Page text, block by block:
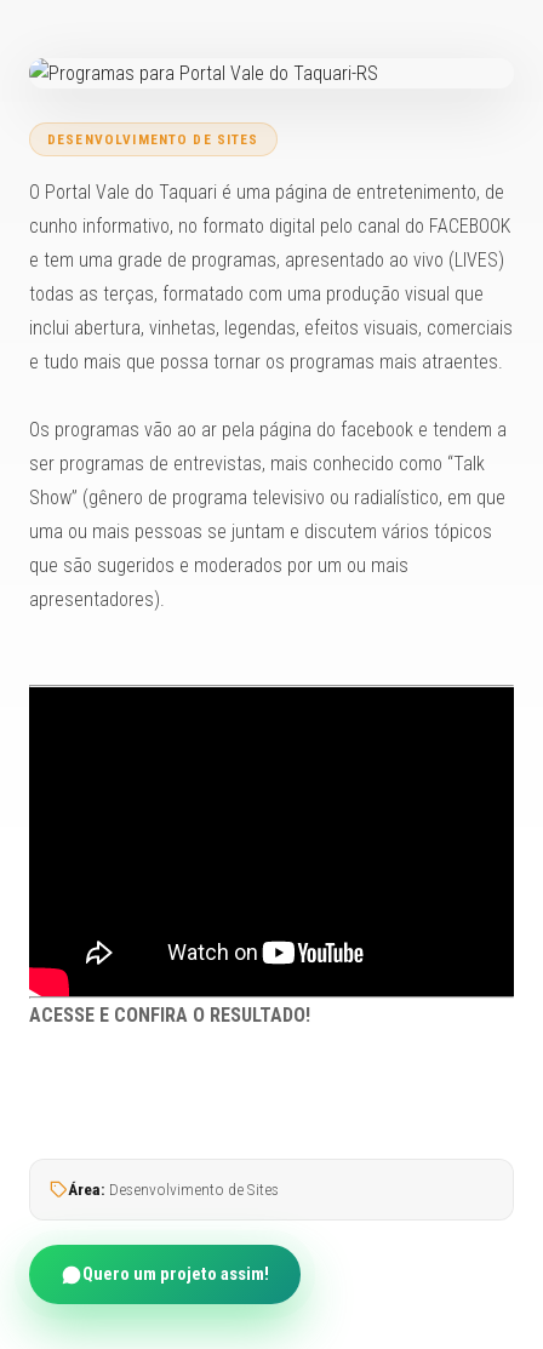
DESENVOLVIMENTO DE SITES
O Portal Vale do Taquari é uma página de entretenimento, de
cunho informativo, no formato digital pelo canal do FACEBOOK
e tem uma grade de programas, apresentado ao vivo (LIVES)
todas as terças, formatado com uma produção visual que
inclui abertura, vinhetas, legendas, efeitos visuais, comerciais
e tudo mais que possa tornar os programas mais atraentes.
Os programas vão ao ar pela página do facebook e tendem a
ser programas de entrevistas, mais conhecido como “Talk
Show” (gênero de programa televisivo ou radialístico, em que
uma ou mais pessoas se juntam e discutem vários tópicos
que são sugeridos e moderados por um ou mais
apresentadores).
ACESSE E CONFIRA O RESULTADO!
Área: Desenvolvimento de Sites
Quero um projeto assim!